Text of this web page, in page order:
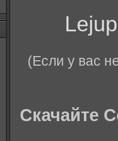
(Если у вас
Скачайте